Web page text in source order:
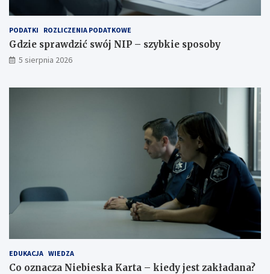
PODATKI ROZLICZENIA PODATKOWE
Gdzie sprawdzić swój NIP – szybkie sposoby
5 sierpnia 2026
EDUKACJA WIEDZA
Co oznacza Niebieska Karta – kiedy jest zakładana?